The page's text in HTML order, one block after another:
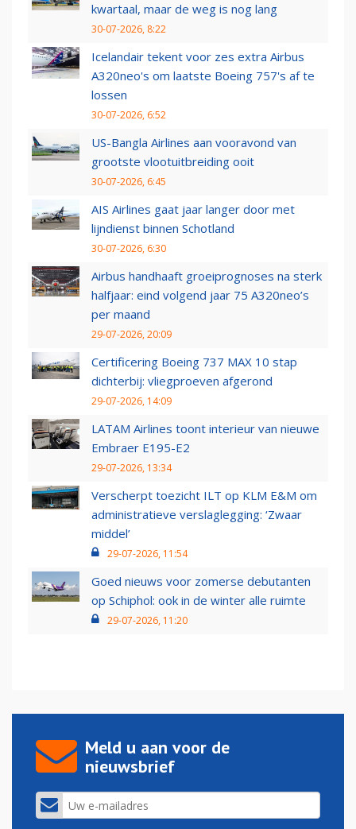
kwartaal, maar de weg is nog lang
30-07-2026, 8:22
Icelandair tekent voor zes extra Airbus
A320neo's om laatste Boeing 757's af te
lossen
30-07-2026, 6:52
US-Bangla Airlines aan vooravond van
grootste vlootuitbreiding ooit
30-07-2026, 6:45
AIS Airlines gaat jaar langer door met
lijndienst binnen Schotland
30-07-2026, 6:30
Airbus handhaaft groeiprognoses na sterk
halfjaar: eind volgend jaar 75 A320neo’s
per maand
29-07-2026, 20:09
Certificering Boeing 737 MAX 10 stap
dichterbij: vliegproeven afgerond
29-07-2026, 14:09
LATAM Airlines toont interieur van nieuwe
Embraer E195-E2
29-07-2026, 13:34
Verscherpt toezicht ILT op KLM E&M om
administratieve verslaglegging: ‘Zwaar
middel’
29-07-2026, 11:54
Goed nieuws voor zomerse debutanten
op Schiphol: ook in de winter alle ruimte
29-07-2026, 11:20
Meld u aan voor de
nieuwsbrief